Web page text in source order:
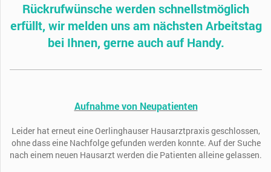
Rückrufwünsche werden schnellstmöglich
erfüllt, wir melden uns am nächsten Arbeitstag
bei Ihnen, gerne auch auf Handy.
Aufnahme von Neupatienten
Leider hat erneut eine Oerlinghauser Hausarztpraxis geschlossen,
ohne dass eine Nachfolge gefunden werden konnte. Auf der Suche
nach einem neuen Hausarzt werden die Patienten alleine gelassen.